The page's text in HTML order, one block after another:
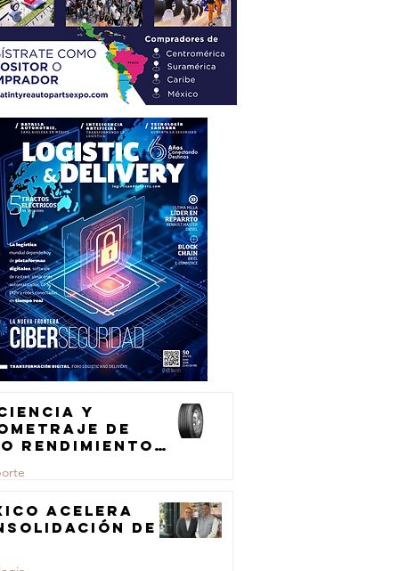
y
de
rendimiento
de
acelera
de